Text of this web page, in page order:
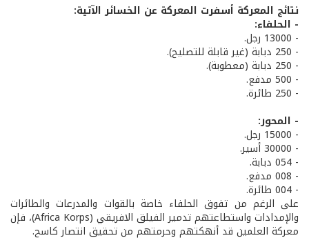
نتائج المعركة أسفرت المعركة عن الخسائر الآتية:
- الحلفاء:
- 13000 رجل.
- 250 دبابة (غير قابلة للتصليح).
- 250 دبابة (معطوبة).
- 500 مدفع.
- 250 طائرة.
- المحور:
- 15000 رجل.
- 30000 أسير.
- 054 دبابة.
- 008 مدفع.
- 004 طائرة.
على الرغم من تفوق الحلفاء خاصة بالقوات والمدرعات والطائرات
والإمدادات واستطاعتهم تدمير الفيلق الافريقي (Africa Korps)، فإن
معركة العلمين قد أنهكتهم وحرمتهم من تحقيق انتصار كاسح.